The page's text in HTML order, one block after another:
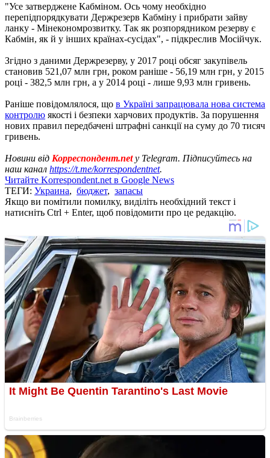
"Усе затверджене Кабміном. Ось чому необхідно
перепідпорядкувати Держрезерв Кабміну і прибрати зайву
ланку - Мінекономрозвитку. Так як розпорядником резерву є
Кабмін, як й у інших країнах-сусідах", - підкреслив Мосійчук.
Згідно з даними Держрезерву, у 2017 році обсяг закупівель
становив 521,07 млн ​​грн, роком раніше - 56,19 млн грн, у 2015
році - 382,5 млн грн, а у 2014 році - лише 9,93 млн гривень.
Раніше повідомлялося, що в Україні запрацювала нова система
контролю якості і безпеки харчових продуктів. За порушення
нових правил передбачені штрафні санкції на суму до 70 тисяч
гривень.
Новини від Корреспондент.netу Telegram. Підписуйтесь на
наш канал https://t.me/korrespondentnet.
Читайте Korrespondent.net в Google News
ТЕГИ: Украина, бюджет, запасы
Якщо ви помітили помилку, виділіть необхідний текст і
натисніть Ctrl + Enter, щоб повідомити про це редакцію.